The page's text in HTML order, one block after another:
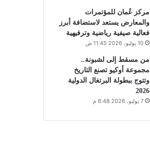
مركز عُمان للمؤتمرات
والمعارض يستعد لاستضافة أبرز
فعالية صيفية رياضية وترفيهية
10 يوليو، 2026 11:45 ص
من مسقط إلى لشبونة..
مجموعة أوكيو تصنع التاريخ
وتتوج ببطولة البرتغال الدولية
2026
7 يوليو، 2026 6:48 م